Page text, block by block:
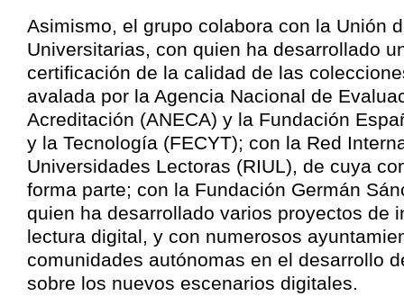
Asimismo, el grupo colabora con la Unión
Universitarias, con quien ha desarrollado
certificación de la calidad de las
avalada por la Agencia Nacional de
Acreditación (ANECA) y la Fundación
y la Tecnología (FECYT); con la Red
Universidades Lectoras (RIUL), de cuya
forma parte; con la Fundación Germán
quien ha desarrollado varios proyectos de
lectura digital, y con numerosos
comunidades autónomas en el desarrollo
sobre los nuevos escenarios digitales.